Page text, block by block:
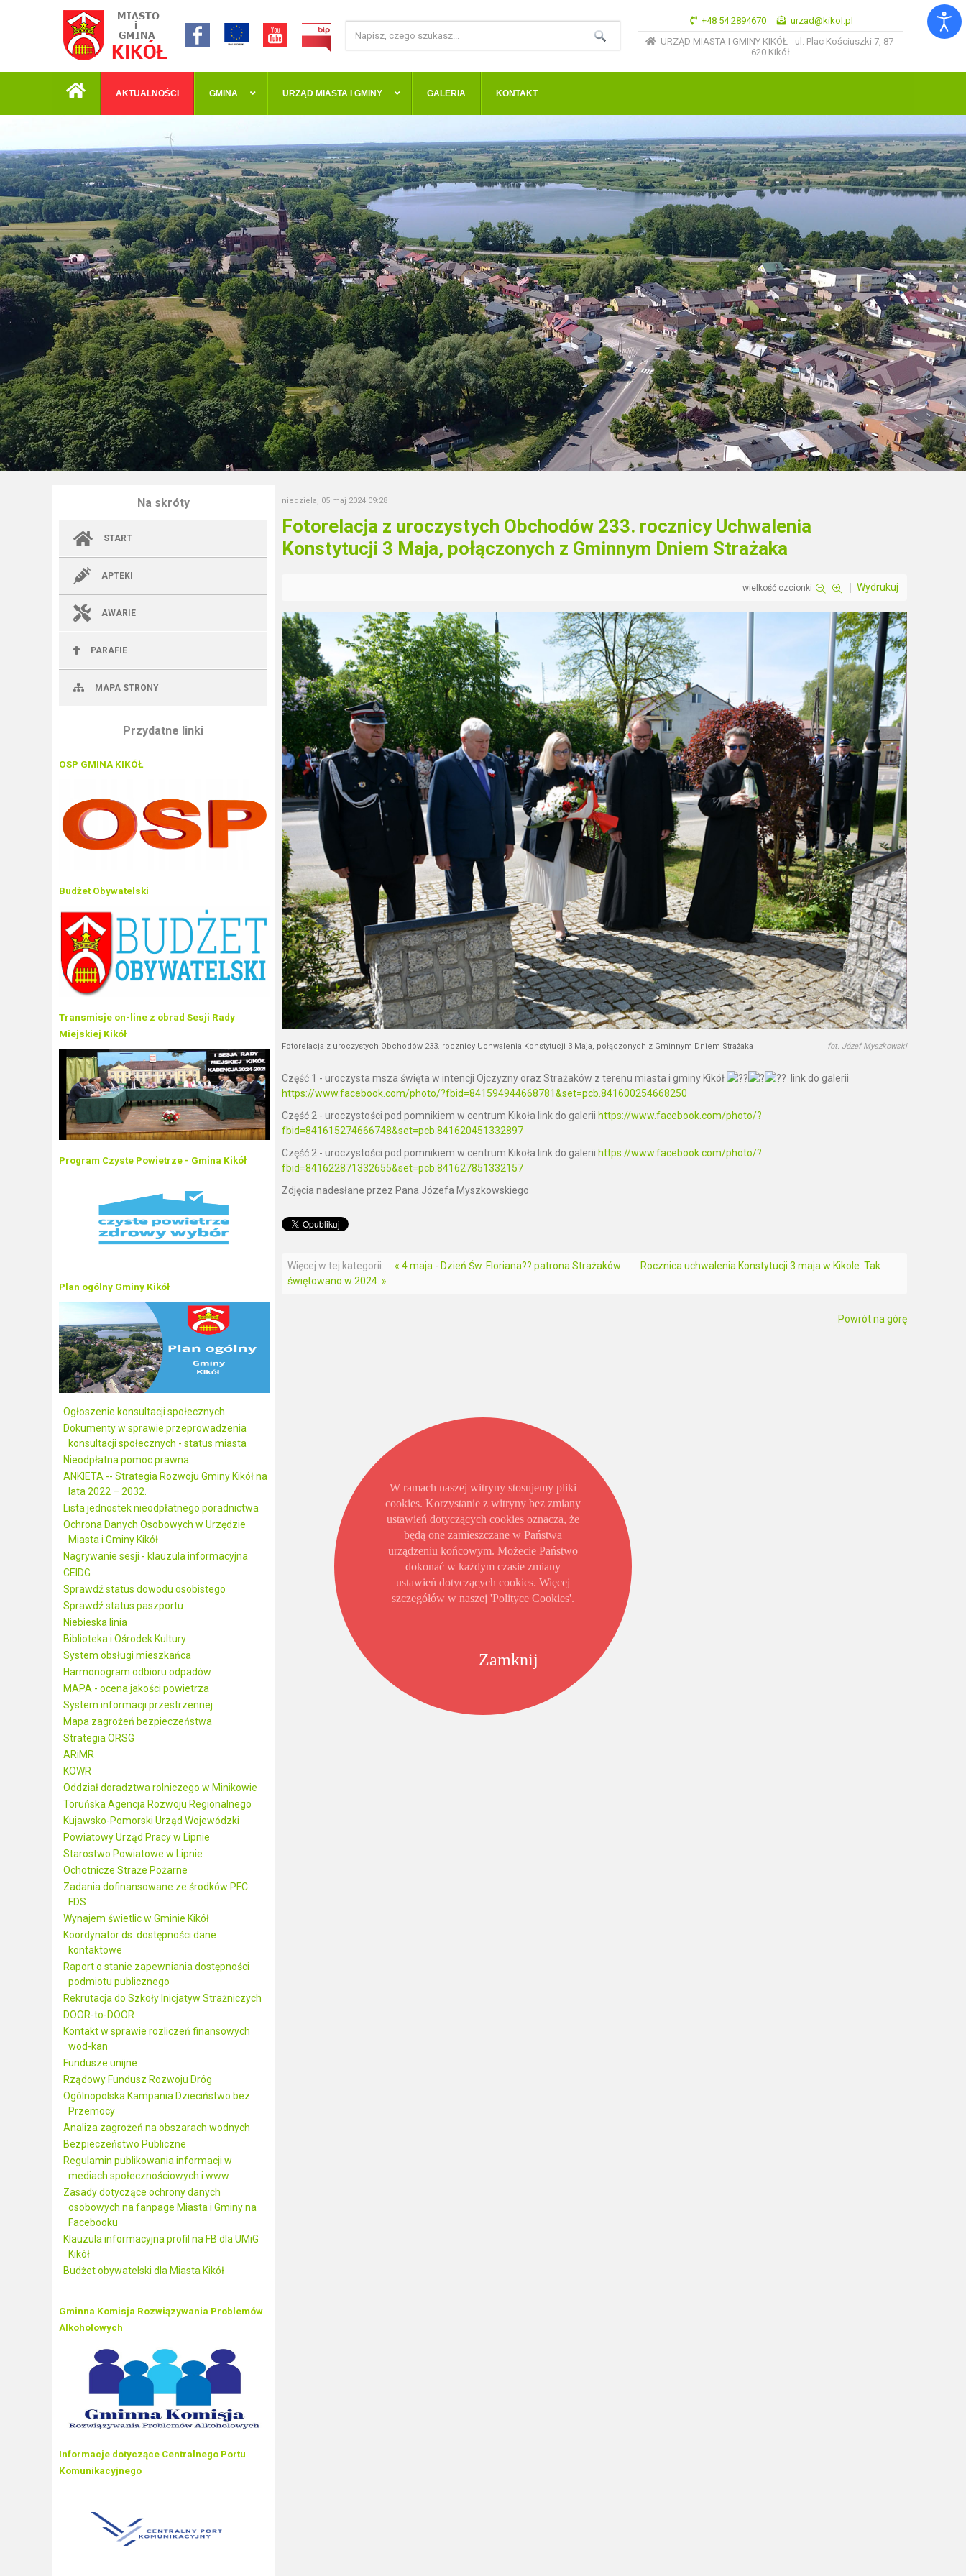
+48 54 2894670
urzad@kikol.pl
URZĄD MIASTA I GMINY KIKÓŁ - ul. Plac Kościuszki 7, 87-
620 Kikół
AKTUALNOŚCI GMINA URZĄD MIASTA I GMINY GALERIA KONTAKT
Na skróty
START
APTEKI
AWARIE
PARAFIE
MAPA STRONY
Przydatne linki
OSP GMINA KIKÓŁ
Budżet Obywatelski
Transmisje on-line z obrad Sesji Rady
Miejskiej Kikół
Program Czyste Powietrze - Gmina Kikół
Plan ogólny Gminy Kikół
Ogłoszenie konsultacji społecznych
Dokumenty w sprawie przeprowadzenia
konsultacji społecznych - status miasta
Nieodpłatna pomoc prawna
ANKIETA -- Strategia Rozwoju Gminy Kikół na
lata 2022 – 2032.
Lista jednostek nieodpłatnego poradnictwa
Ochrona Danych Osobowych w Urzędzie
Miasta i Gminy Kikół
Nagrywanie sesji - klauzula informacyjna
CEIDG
Sprawdź status dowodu osobistego
Sprawdź status paszportu
Niebieska linia
Biblioteka i Ośrodek Kultury
System obsługi mieszkańca
Harmonogram odbioru odpadów
MAPA - ocena jakości powietrza
System informacji przestrzennej
Mapa zagrożeń bezpieczeństwa
Strategia ORSG
ARiMR
KOWR
Oddział doradztwa rolniczego w Minikowie
Toruńska Agencja Rozwoju Regionalnego
Kujawsko-Pomorski Urząd Wojewódzki
Powiatowy Urząd Pracy w Lipnie
Starostwo Powiatowe w Lipnie
Ochotnicze Straże Pożarne
Zadania dofinansowane ze środków PFC
FDS
Wynajem świetlic w Gminie Kikół
Koordynator ds. dostępności dane
kontaktowe
Raport o stanie zapewniania dostępności
podmiotu publicznego
Rekrutacja do Szkoły Inicjatyw Strażniczych
DOOR-to-DOOR
Kontakt w sprawie rozliczeń finansowych
wod-kan
Fundusze unijne
Rządowy Fundusz Rozwoju Dróg
Ogólnopolska Kampania Dzieciństwo bez
Przemocy
Analiza zagrożeń na obszarach wodnych
Bezpieczeństwo Publiczne
Regulamin publikowania informacji w
mediach społecznościowych i www
Zasady dotyczące ochrony danych
osobowych na fanpage Miasta i Gminy na
Facebooku
Klauzula informacyjna profil na FB dla UMiG
Kikół
Budżet obywatelski dla Miasta Kikół
Gminna Komisja Rozwiązywania Problemów
Alkoholowych
Informacje dotyczące Centralnego Portu
Komunikacyjnego
niedziela, 05 maj 2024 09:28
Fotorelacja z uroczystych Obchodów 233. rocznicy Uchwalenia
Konstytucji 3 Maja, połączonych z Gminnym Dniem Strażaka
wielkość czcionki Wydrukuj
Fotorelacja z uroczystych Obchodów 233. rocznicy Uchwalenia Konstytucji 3 Maja, połączonych z Gminnym Dniem Strażaka fot. Józef Myszkowski
Część 1 - uroczysta msza święta w intencji Ojczyzny oraz Strażaków z terenu miasta i gminy Kikół
link do galerii
https://www.facebook.com/photo/?fbid=841594944668781&set=pcb.841600254668250
Część 2 - uroczystości pod pomnikiem w centrum Kikoła link do galerii https://www.facebook.com/photo/?
fbid=841615274666748&set=pcb.841620451332897
Część 2 - uroczystości pod pomnikiem w centrum Kikoła link do galerii https://www.facebook.com/photo/?
fbid=841622871332655&set=pcb.841627851332157
Zdjęcia nadesłane przez Pana Józefa Myszkowskiego
Więcej w tej kategorii: « 4 maja - Dzień Św. Floriana?‍? patrona Strażaków
Rocznica uchwalenia Konstytucji 3 maja w Kikole. Tak
świętowano w 2024. »
Powrót na górę
Zamknij
W ramach naszej witryny stosujemy pliki
cookies. Korzystanie z witryny bez zmiany
ustawień dotyczących cookies oznacza, że
będą one zamieszczane w Państwa
urządzeniu końcowym. Możecie Państwo
dokonać w każdym czasie zmiany
ustawień dotyczących cookies. Więcej
szczegółów w naszej 'Polityce Cookies'.